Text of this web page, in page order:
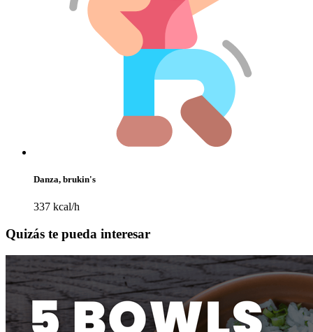
Danza, brukin's
337 kcal/h
Quizás te pueda interesar